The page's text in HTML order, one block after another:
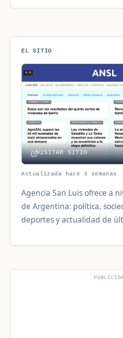
EL SITIO
VISITAR SITIO
Actualizada hace 3 semanas
Agencia San Luis ofrece a
de Argentina: política,
deportes y actualidad de